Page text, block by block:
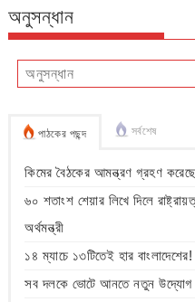
অনুসন্ধান
পাঠকের পছন্দ সর্বশেষ
কিমের বৈঠকের আমন্ত্রণ গ্রহণ
৬০ শতাংশ শেয়ার লিখে দিলে
অর্থমন্ত্রী
১৪ ম্যাচে ১৩টিতেই হার বাংলাদেশের!
সব দলকে ভোটে আনতে নতুন